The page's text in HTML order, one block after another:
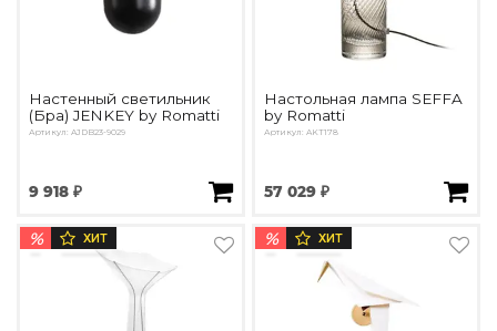
Настенный светильник
(Бра) JENKEY by Romatti
Артикул: AJDB23-9029
9 918 ₽
Настольная лампа SEFFA
by Romatti
Артикул: AKT178
57 029 ₽
% ХИТ % ХИТ